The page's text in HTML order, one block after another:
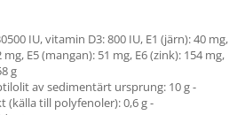
IU, vitamin D3: 800 IU, E1 (järn): 40 mg,
E5 (mangan): 51 mg, E6 (zink): 154 mg,
g
av sedimentärt ursprung: 10 g -
(källa till polyfenoler): 0,6 g -